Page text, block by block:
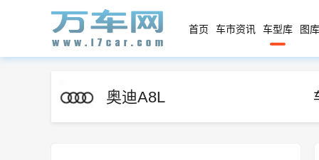
首页 车市资讯 车型库 图
奥迪A8L